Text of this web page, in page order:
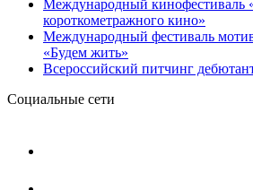
Международный кинофестиваль
короткометражного кино»
Международный фестиваль
«Будем жить»
Всероссийский питчинг
Социальные сети